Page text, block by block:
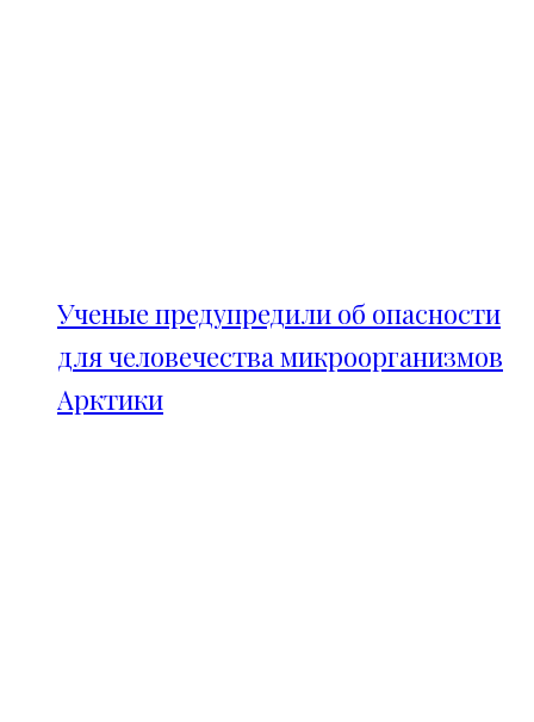
Ученые предупредили об опасности
для человечества микроорганизмов
Арктики